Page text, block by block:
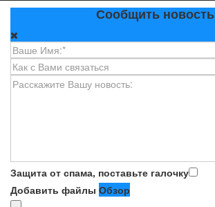
Сообщить новость
Защита от спама, поставьте галочку
Добавить файлы Обзор